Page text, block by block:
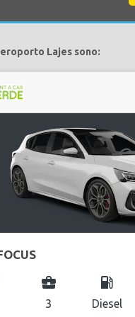
Lajes sono:
business_center
3
local_gas_station
Diesel